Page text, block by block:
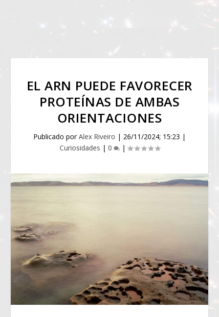
EL ARN PUEDE FAVORECER
PROTEÍNAS DE AMBAS
ORIENTACIONES
Publicado porAlex Riveiro | 26/11/2024; 15:23 |
Curiosidades | 0 |